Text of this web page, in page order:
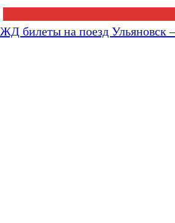
ЖД билеты на поезд Ульяновск